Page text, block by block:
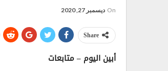
On ديسمبر 27, 2020
Share
أبين اليوم – متابعات